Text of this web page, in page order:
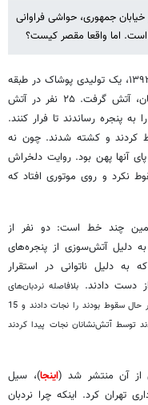
جمهوری، حواشی فراوانی
است. اما واقعا مقصر کیست؟
ساعتی مانده به ظهر روز ۲۹ دیماه ۱۳۹۲، یک تولیدی پوشاک در طبقه
پنجم ساختمانی در خیابان جمهوری نبش ابوریحان، آتش گرفت. ۲۵ نفر در آتش
پنجره رساندند تا فرار کنند.
کردند و کشته شدند. چون نه
آنها پهن بود. روایت دلخراش
نکرد و روی موتوری افتاد که
چند خط است: دو نفر از
دلیل آتش‌سوزی از پنجره‌های
به دلیل ناتوانی در استقرار
دست دادند. بلافاصله نردبان‌های
آتش‌نشانی در جاهای مناسب مستقر و 8 نفر دیگر که در حال سقوط بودند را نجات دادند و 15
توسط آتش‌نشانان نجات پیدا کردند
آن منتشر شد (اینجا)،‌ سیل
تهران کرد. اینکه چرا نردبان